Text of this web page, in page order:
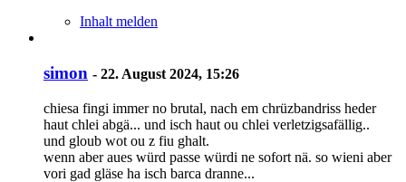
Inhalt melden
simon - 22. August 2024, 15:26
chiesa fingi immer no brutal, nach em chrüzbandriss heder
haut chlei abgä... und isch haut ou chlei verletzigsafällig..
und gloub wot ou z fiu ghalt.
wenn aber aues würd passe würdi ne sofort nä. so wieni aber
vori gad gläse ha isch barca dranne...